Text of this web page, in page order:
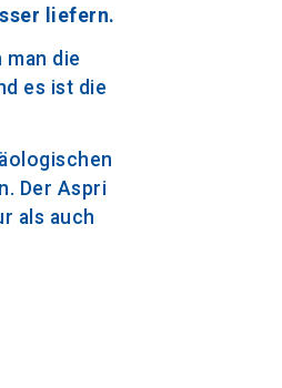
liefern.
die
es ist die
Der Aspri
als auch